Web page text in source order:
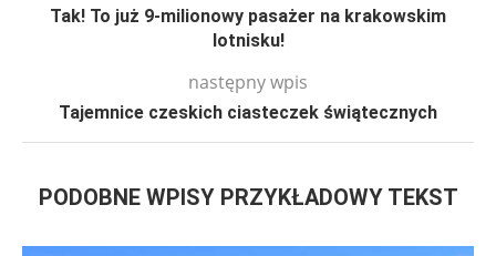
Tak! To już 9-milionowy pasażer na krakowskim
lotnisku!
następny wpis
Tajemnice czeskich ciasteczek świątecznych
PODOBNE WPISY PRZYKŁADOWY TEKST